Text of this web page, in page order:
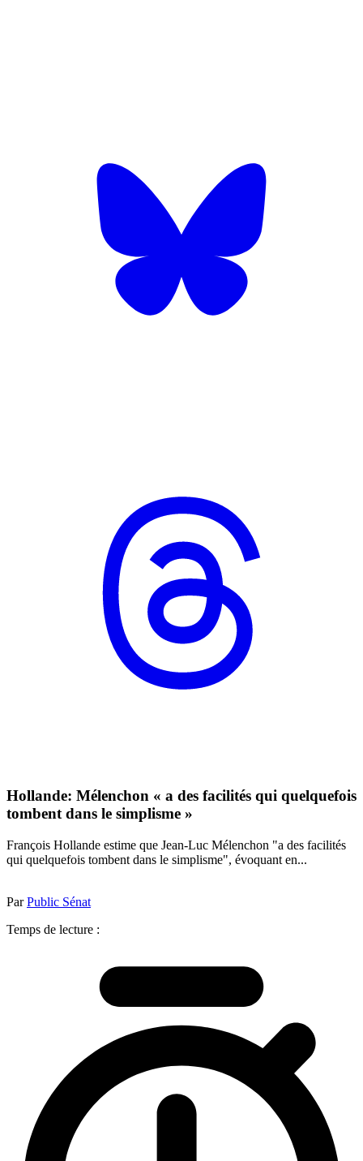
Hollande: Mélenchon « a des facilités qui quelquefois
tombent dans le simplisme »
François Hollande estime que Jean-Luc Mélenchon "a des facilités
qui quelquefois tombent dans le simplisme", évoquant en...
ParPublic Sénat
Temps de lecture :